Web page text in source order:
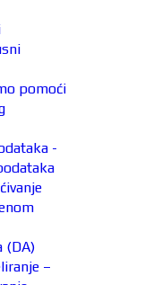
pomoći
-
(DA)
–